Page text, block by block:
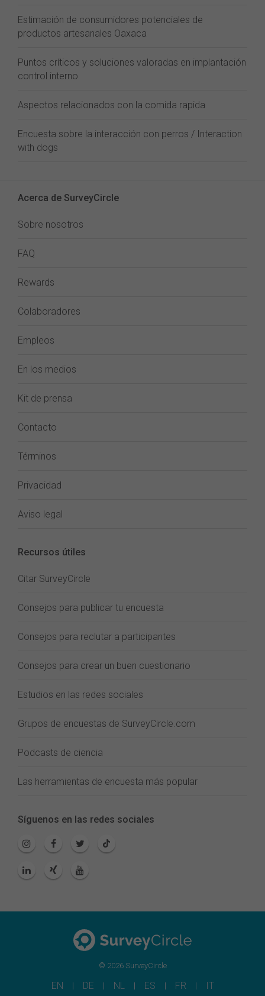
Estimación de consumidores potenciales de
productos artesanales Oaxaca
Puntos críticos y soluciones valoradas en implantación
control interno
Aspectos relacionados con la comida rapida
Encuesta sobre la interacción con perros / Interaction
with dogs
Acerca de SurveyCircle
Sobre nosotros
FAQ
Rewards
Colaboradores
Empleos
En los medios
Kit de prensa
Contacto
Términos
Privacidad
Aviso legal
Recursos útiles
Citar SurveyCircle
Consejos para publicar tu encuesta
Consejos para reclutar a participantes
Consejos para crear un buen cuestionario
Estudios en las redes sociales
Grupos de encuestas de SurveyCircle.com
Podcasts de ciencia
Las herramientas de encuesta más popular
Síguenos en las redes sociales
© 2026 SurveyCircle
EN DE NL ES FR IT